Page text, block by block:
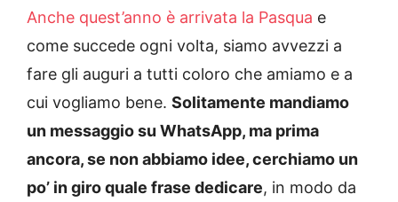
Anche quest’anno è arrivata la Pasqua e
come succede ogni volta, siamo avvezzi a
fare gli auguri a tutti coloro che amiamo e a
cui vogliamo bene. Solitamente mandiamo
un messaggio su WhatsApp, ma prima
ancora, se non abbiamo idee, cerchiamo un
po’ in giro quale frase dedicare, in modo da